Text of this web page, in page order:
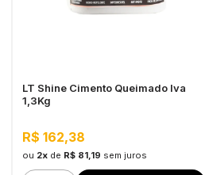
LT Shine Cimento Queimado Iva
1,3Kg
R$ 162,38
ou 2xde R$ 81,19 sem juros